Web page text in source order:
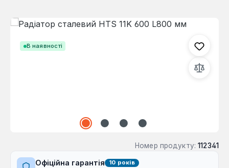
В наявності
Пропустити галерею зображень
Номер продукту: 112341
Офіційна гарантія 10 років